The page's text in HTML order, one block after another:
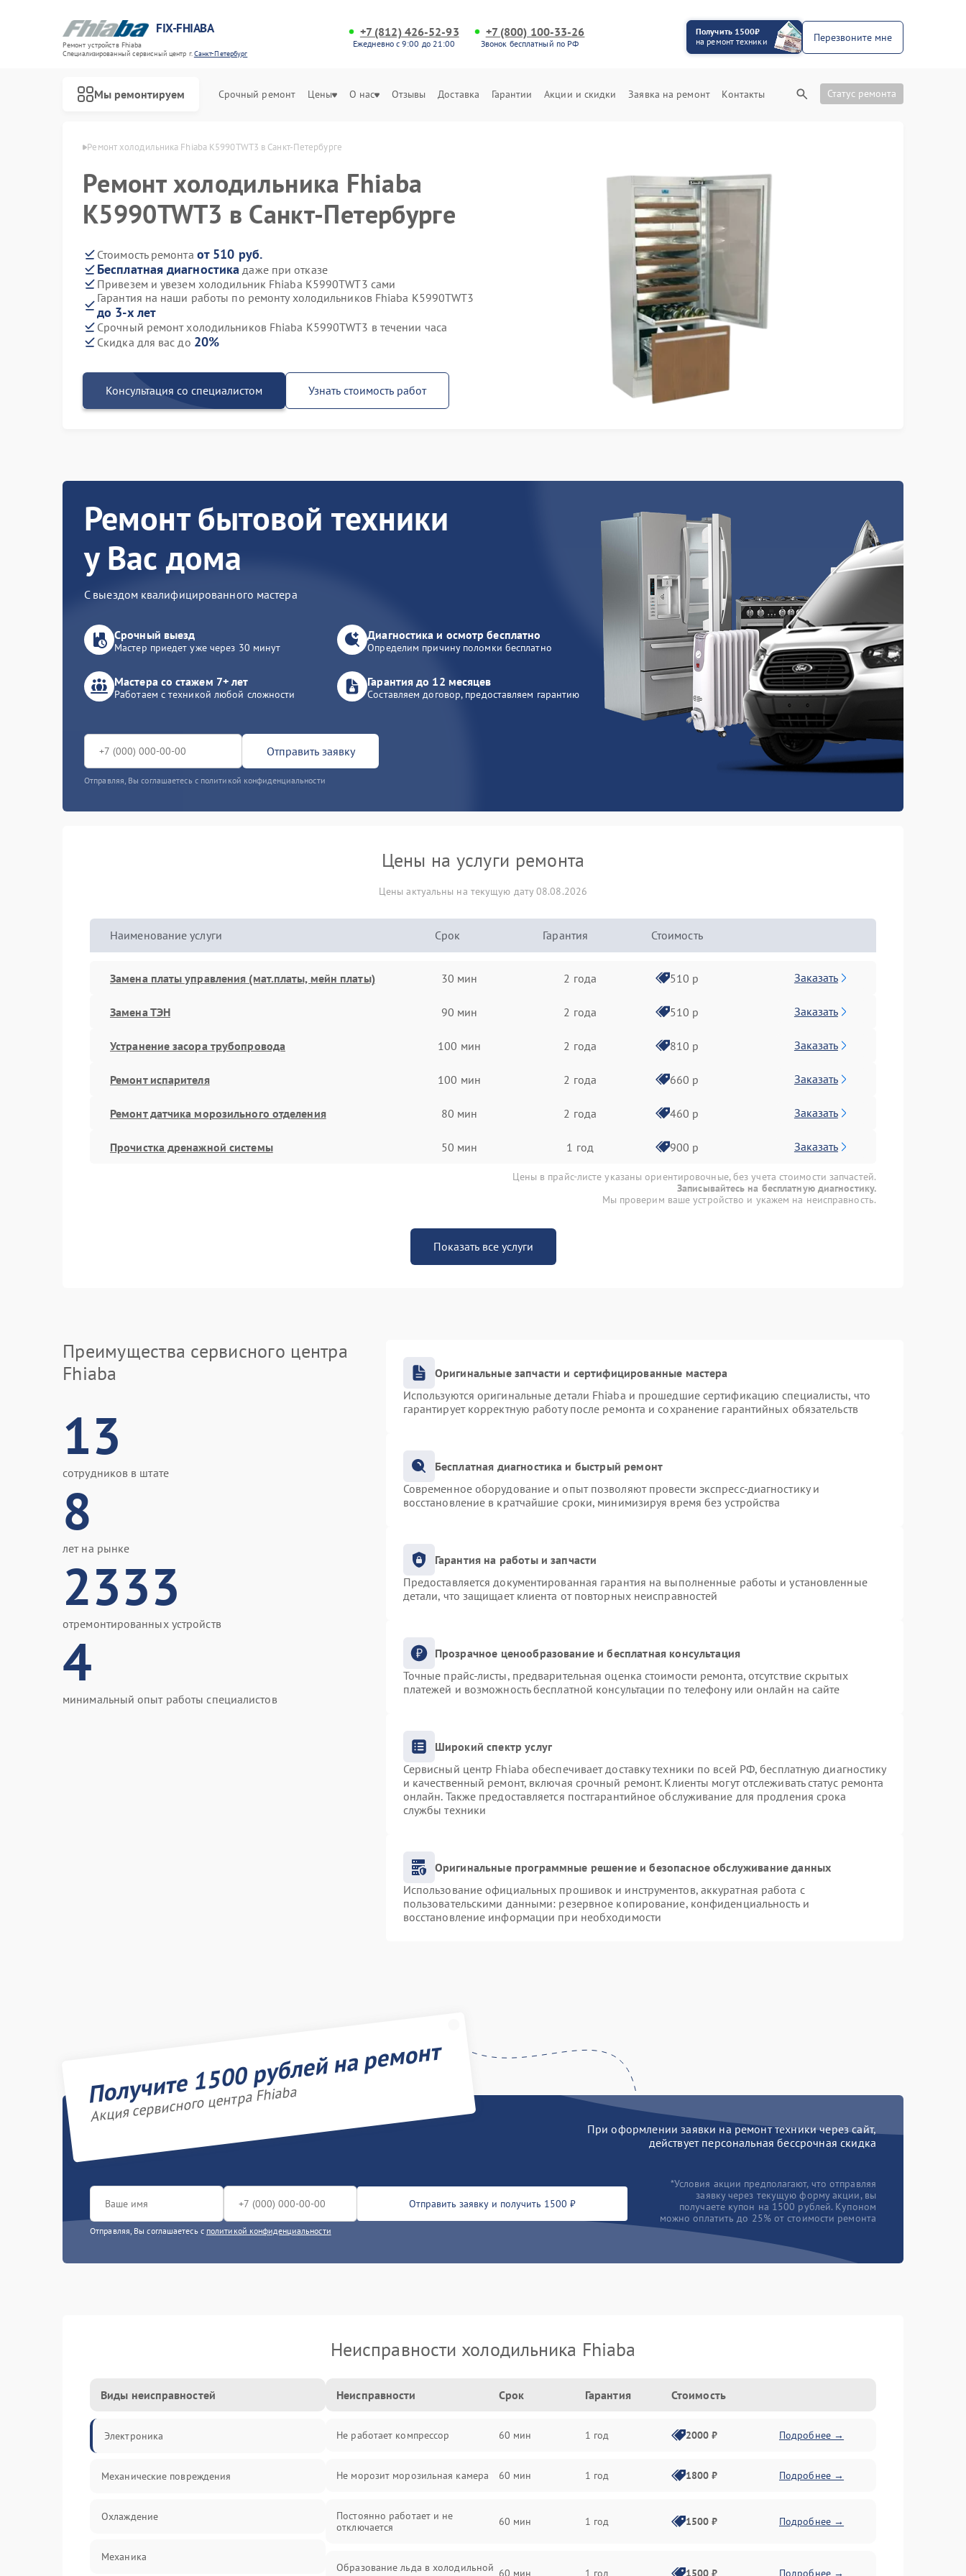
FIX-FHIABA
Ремонт устройств Fhiaba
Специализированный cервисный центр г.Санкт-Петербург
+7 (812) 426-52-93
Ежедневно с 9:00 до 21:00
+7 (800) 100-33-26
Звонок бесплатный по РФ
Получить 1500₽
на ремонт техники
Перезвоните мне
Мы ремонтируем Срочный ремонт Цены О нас Отзывы Доставка Гарантии Акции и скидки Заявка на ремонт Контакты Статус ремонта
Санкт-Петербурге Ремонт холодильника Fhiaba K5990TWT3 в Санкт-Петербурге
Ремонт холодильника Fhiaba
K5990TWT3 в Санкт-Петербурге
Стоимость ремонта от 510 руб.
Бесплатная диагностика даже при отказе
Привезем и увезем холодильник Fhiaba K5990TWT3 сами
Гарантия на наши работы по ремонту холодильников Fhiaba K5990TWT3
до 3-х лет
Срочный ремонт холодильников Fhiaba K5990TWT3 в течении часа
Скидка для вас до 20%
Консультация со специалистом Узнать стоимость работ
Ремонт бытовой техники
у Вас дома
С выездом квалифицированного мастера
Срочный выезд
Мастер приедет уже через 30 минут
Диагностика и осмотр бесплатно
Определим причину поломки бесплатно
Мастера со стажем 7+ лет
Работаем с техникой любой сложности
Гарантия до 12 месяцев
Составляем договор, предоставляем гарантию
Отправить заявку
Отправляя, Вы соглашаетесь с политикой конфиденциальности
Цены на услуги ремонта
Цены актуальны на текущую дату 08.08.2026
Наименование услуги Срок Гарантия Стоимость
Замена платы управления (мат.платы, мейн платы) 30 мин 2 года 510 р Заказать
Замена ТЭН 90 мин 2 года 510 р Заказать
Устранение засора трубопровода 100 мин 2 года 810 р Заказать
Ремонт испарителя 100 мин 2 года 660 р Заказать
Ремонт датчика морозильного отделения 80 мин 2 года 460 р Заказать
Прочистка дренажной системы 50 мин 1 год 900 р Заказать
Цены в прайс-листе указаны ориентировочные, без учета стоимости запчастей.
Записывайтесь на бесплатную диагностику.
Мы проверим ваше устройство и укажем на неисправность.
Показать все услуги
Преимущества сервисного центра
Fhiaba
13
сотрудников в штате
8
лет на рынке
2333
отремонтированных устройств
4
минимальный опыт работы специалистов
Оригинальные запчасти и сертифицированные мастера
Используются оригинальные детали Fhiaba и прошедшие сертификацию специалисты, что
гарантирует корректную работу после ремонта и сохранение гарантийных обязательств
Бесплатная диагностика и быстрый ремонт
Современное оборудование и опыт позволяют провести экспресс-диагностику и
восстановление в кратчайшие сроки, минимизируя время без устройства
Гарантия на работы и запчасти
Предоставляется документированная гарантия на выполненные работы и установленные
детали, что защищает клиента от повторных неисправностей
Прозрачное ценообразование и бесплатная консультация
Точные прайс-листы, предварительная оценка стоимости ремонта, отсутствие скрытых
платежей и возможность бесплатной консультации по телефону или онлайн на сайте
Широкий спектр услуг
Сервисный центр Fhiaba обеспечивает доставку техники по всей РФ, бесплатную диагностику
и качественный ремонт, включая срочный ремонт. Клиенты могут отслеживать статус ремонта
онлайн. Также предоставляется постгарантийное обслуживание для продления срока
службы техники
Оригинальные программные решение и безопасное обслуживание данных
Использование официальных прошивок и инструментов, аккуратная работа с
пользовательскими данными: резервное копирование, конфиденциальность и
восстановление информации при необходимости
Получите 1500 рублей на ремонт
Акция сервисного центра Fhiaba
При оформлении заявки на ремонт техники через сайт,
действует персональная бессрочная скидка
Отправить заявку и получить 1500 ₽
Отправляя, Вы соглашаетесь с политикой конфиденциальности
*Условия акции предполагают, что отправляя
заявку через текущую форму акции, вы
получаете купон на 1500 рублей. Купоном
можно оплатить до 25% от стоимости ремонта
Неисправности холодильника Fhiaba
Виды неисправностей
Электроника
Механические повреждения
Охлаждение
Механика
Неисправности Срок Гарантия Стоимость
Не работает компрессор 60 мин 1 год 2000 ₽ Подробнее →
Не морозит морозильная камера 60 мин 1 год 1800 ₽ Подробнее →
Постоянно работает и не
отключается
60 мин 1 год 1500 ₽ Подробнее →
Образование льда в холодильной 60 мин 1 год 1500 ₽ Подробнее →